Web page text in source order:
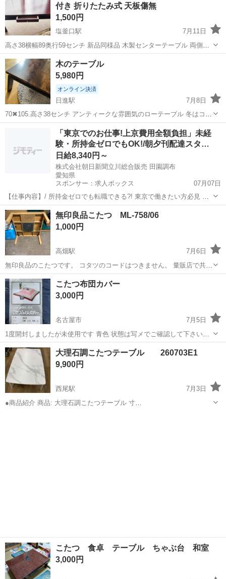
付き 折りたたみ式 天板傷無
1,500円
塩釜口駅
7月11日
高さ38横幅89奥行59センチ 新品同様品 木製センターテーブル 両側引
出し付き 折りたたみ式 天板傷無 ※複数購入される場合は間違いを避
ける為、お手数ですが【各商品】からコピペで良いのでメールをして
ください。 よろ...
愛知 名古屋市 塩釜口駅
木のテーブル
5,980円
オンライン決済
日進駅
7月8日
70✖︎105.高さ38センチ アンティークな雰囲気のローテーブル 冬はコタ
ツに 夏はテーブルとして利用できます。
日進駅 テーブル コタツ
「東京でのお仕事!上京費用全額負担」未経
験・所持金ゼロでもOK!/朝夕刊配達スタ…
日給8,340円～
株式会社朝日新聞立川総合販売 田園調布
愛知県
スポンサー：求人ボックス
07月07日
【仕事内容】/ 所持金ゼロでも転職できる?! 東京で働きたい方必見 即
日入居可!家具家電付きの寮・社宅あり! 引っ越しや上京の費用は”すべ
て”負担します 必ず面接!電話面接もOK! 魅力ポイント 家具家電付きの
寮・社宅を完備 無資...
アルバイト・パート
無印良品こたつ ML-758/06
1,000円
高畑駅
7月6日
無印良品のこたつです。 コタツのコードはつきません。 量販店で共有
のものを買えば使えます 74.5cmの正方形で高さは36cm 天板を含める
と38センチ位です。 素人採寸です。 汚れはありますが、しっかりきれ
いにすればまだ...
愛知 名古屋市 高畑駅
こたつ布団カバー
3,000円
名古屋市
7月5日
1度開封しましたが未使用です 青色 状態は写メでご確認して下さい
(>_<) 最後まで責任持てない方は入札しないで下さいm(__)m 中古品で
自宅保管の為、神経質の方はお断りしますm(__)m あと、自己紹介も
読んで...
愛知 名古屋市 テーブル
大理石調こたつテーブル 260703E1
9,900円
西尾駅
7月3日
●商品紹介 商品: 大理石調こたつテーブル 寸
こたつ 食卓 テーブル ちゃぶ台 和室
3,000円